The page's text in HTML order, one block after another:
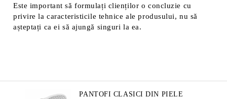
Este important să formulați clienților o concluzie cu
privire la caracteristicile tehnice ale produsului, nu să
așteptați ca ei să ajungă singuri la ea.
PANTOFI CLASICI DIN PIELE